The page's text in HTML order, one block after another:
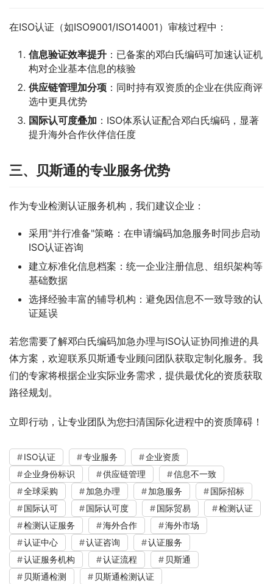
在ISO认证（如ISO9001/ISO14001）审核过程中：
信息验证效率提升 ：已备案的邓白氏编码可加速认证机
构对企业基本信息的核验
供应链管理加分项 ：同时持有双资质的企业在供应商评
选中更具优势
国际认可度叠加 ：ISO体系认证配合邓白氏编码，显著
提升海外合作伙伴信任度
三、贝斯通的专业服务优势
作为专业检测认证服务机构，我们建议企业：
采用"并行准备"策略：在申请编码加急服务时同步启动
ISO认证咨询
建立标准化信息档案：统一企业注册信息、组织架构等
基础数据
选择经验丰富的辅导机构：避免因信息不一致导致的认
证延误
若您需要了解邓白氏编码加急办理与ISO认证协同推进的具
体方案，欢迎联系贝斯通专业顾问团队获取定制化服务。我
们的专家将根据企业实际业务需求，提供最优化的资质获取
路径规划。
立即行动，让专业团队为您扫清国际化进程中的资质障碍！
ISO认证 专业服务
企业资质
企业身份标识
供应链管理
信息不一致
全球采购
加急办理 加急服务
国际招标
国际认可
国际认可度 国际贸易
检测认证
检测认证服务
海外合作
海外市场
认证中心
认证咨询
认证服务
认证服务机构
认证流程
贝斯通
贝斯通检测
贝斯通检测认证